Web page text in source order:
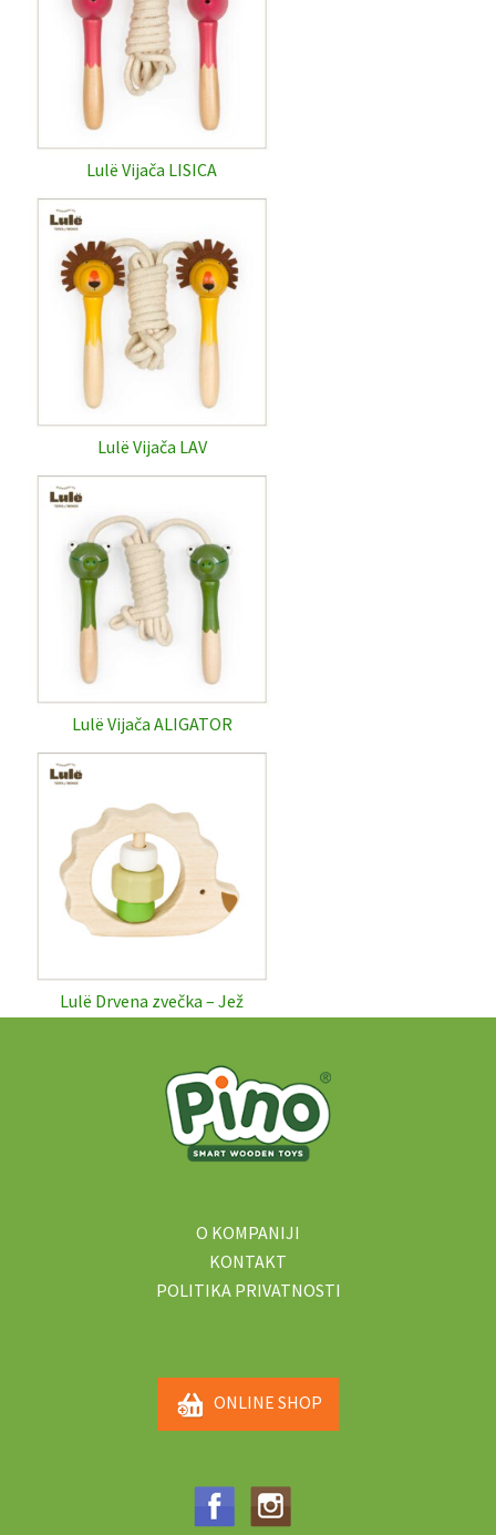
Lulë Vijača LISICA
Lulë Vijača LAV
Lulë Vijača ALIGATOR
Lulë Drvena zvečka – Jež
O KOMPANIJI
KONTAKT
POLITIKA PRIVATNOSTI
ONLINE SHOP